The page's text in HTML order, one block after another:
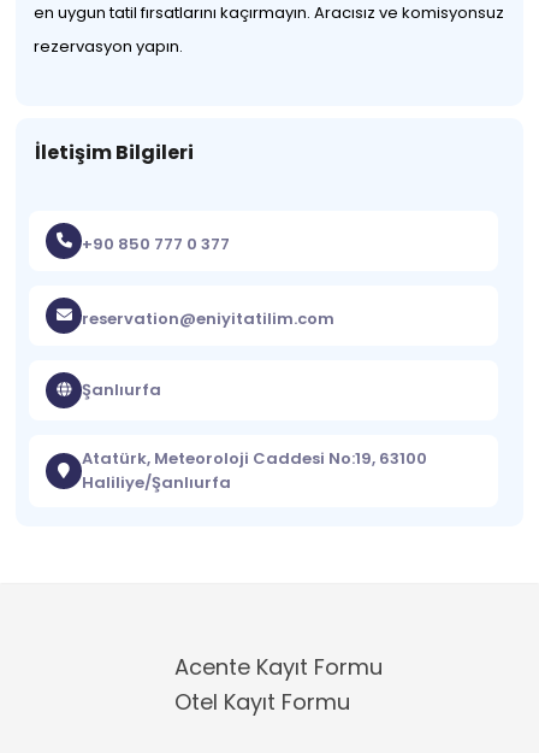
en uygun tatil fırsatlarını kaçırmayın. Aracısız ve komisyonsuz
rezervasyon yapın.
İletişim Bilgileri
+90 850 777 0 377
reservation@eniyitatilim.com
Şanlıurfa
Atatürk, Meteoroloji Caddesi No:19, 63100
Haliliye/Şanlıurfa
Acente Kayıt Formu
Otel Kayıt Formu